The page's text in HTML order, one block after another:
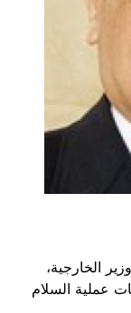
الخارجية،
عملية السلام